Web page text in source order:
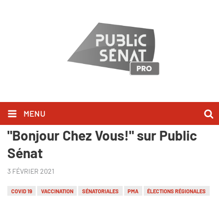
MENU
Patrick Kanner l'a dit dans
"Bonjour Chez Vous!" sur Public
Sénat
3 FÉVRIER 2021
COVID 19 VACCINATION SÉNATORIALES PMA ÉLECTIONS RÉGIONALES